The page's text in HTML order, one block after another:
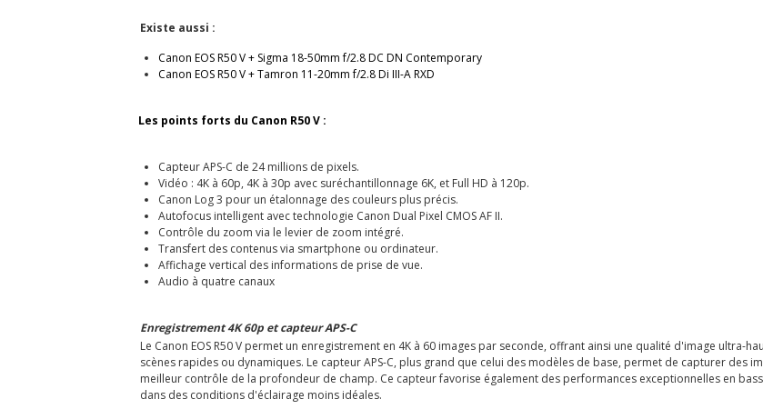
Existe aussi :
Canon EOS R50 V + Sigma 18-50mm f/2.8 DC DN Contemporary
Canon EOS R50 V + Tamron 11-20mm f/2.8 Di III-A RXD
Les points forts du Canon R50 V :
Capteur APS-C de 24 millions de pixels.
Vidéo : 4K à 60p, 4K à 30p avec suréchantillonnage 6K, et Full HD à 120p.
Canon Log 3 pour un étalonnage des couleurs plus précis.
Autofocus intelligent avec technologie Canon Dual Pixel CMOS AF II.
Contrôle du zoom via le levier de zoom intégré.
Transfert des contenus via smartphone ou ordinateur.
Affichage vertical des informations de prise de vue.
Audio à quatre canaux
Enregistrement 4K 60p et capteur APS-C
Le Canon EOS R50 V permet un enregistrement en 4K à 60 images par seconde, offrant ainsi une qualité d'image ultra-
scènes rapides ou dynamiques. Le capteur APS-C, plus grand que celui des modèles de base, permet de capturer des
meilleur contrôle de la profondeur de champ. Ce capteur favorise également des performances exceptionnelles en
dans des conditions d'éclairage moins idéales.